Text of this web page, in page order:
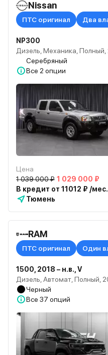
Nissan
ПТС оригинал Два
NP300
Дизель, Механика, Полный,
Серебряный
Все 2 опции
Цена
1 039 000 ₽ 1 029 000 ₽
В кредит от 11012 ₽ /мес.
Тюмень
RAM
ПТС оригинал Один
1500, 2018 – н.в., V
Дизель, Автомат, Полный,
Черный
Все 37 опций